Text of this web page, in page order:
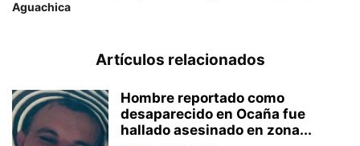
Aguachica
Artículos relacionados
Hombre reportado como
desaparecido en Ocaña fue
hallado asesinado en zona...